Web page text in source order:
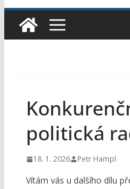
politická
18. 1. 2026 Petr Hampl
Vítám vás u dalšího dílu